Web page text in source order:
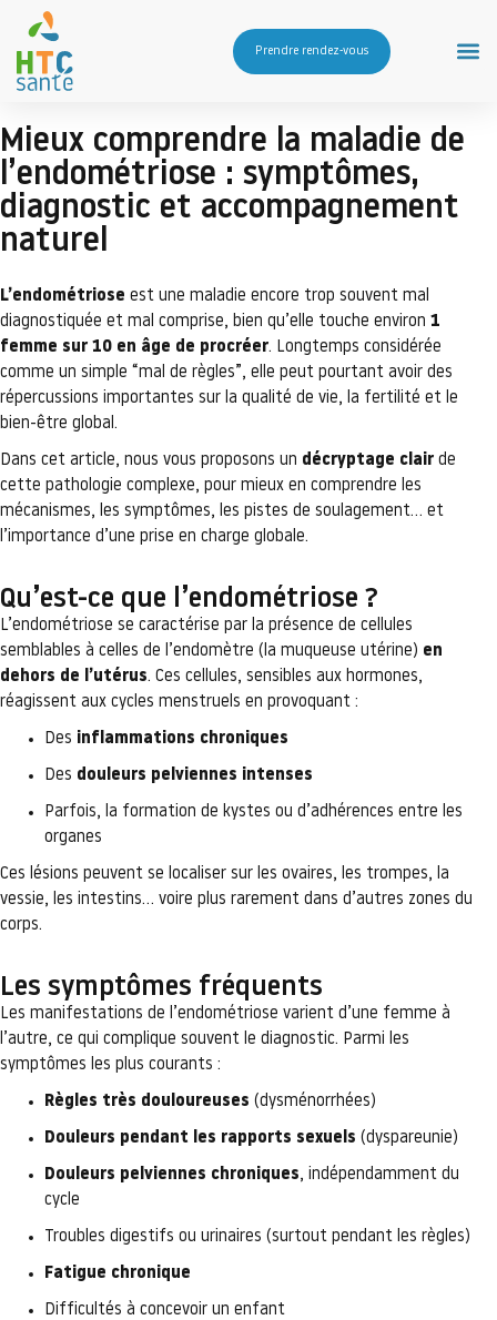
Prendre rendez-vous
Mieux comprendre la maladie de
l’endométriose : symptômes,
diagnostic et accompagnement
naturel
L’endométriose est une maladie encore trop souvent mal
diagnostiquée et mal comprise, bien qu’elle touche environ 1
femme sur 10 en âge de procréer. Longtemps considérée
comme un simple “mal de règles”, elle peut pourtant avoir des
répercussions importantes sur la qualité de vie, la fertilité et le
bien-être global.
Dans cet article, nous vous proposons un décryptage clair de
cette pathologie complexe, pour mieux en comprendre les
mécanismes, les symptômes, les pistes de soulagement… et
l’importance d’une prise en charge globale.
Qu’est-ce que l’endométriose ?
L’endométriose se caractérise par la présence de cellules
semblables à celles de l’endomètre (la muqueuse utérine) en
dehors de l’utérus. Ces cellules, sensibles aux hormones,
réagissent aux cycles menstruels en provoquant :
Des inflammations chroniques
Des douleurs pelviennes intenses
Parfois, la formation de kystes ou d’adhérences entre les
organes
Ces lésions peuvent se localiser sur les ovaires, les trompes, la
vessie, les intestins… voire plus rarement dans d’autres zones du
corps.
Les symptômes fréquents
Les manifestations de l’endométriose varient d’une femme à
l’autre, ce qui complique souvent le diagnostic. Parmi les
symptômes les plus courants :
Règles très douloureuses (dysménorrhées)
Douleurs pendant les rapports sexuels (dyspareunie)
Douleurs pelviennes chroniques, indépendamment du
cycle
Troubles digestifs ou urinaires (surtout pendant les règles)
Fatigue chronique
Difficultés à concevoir un enfant